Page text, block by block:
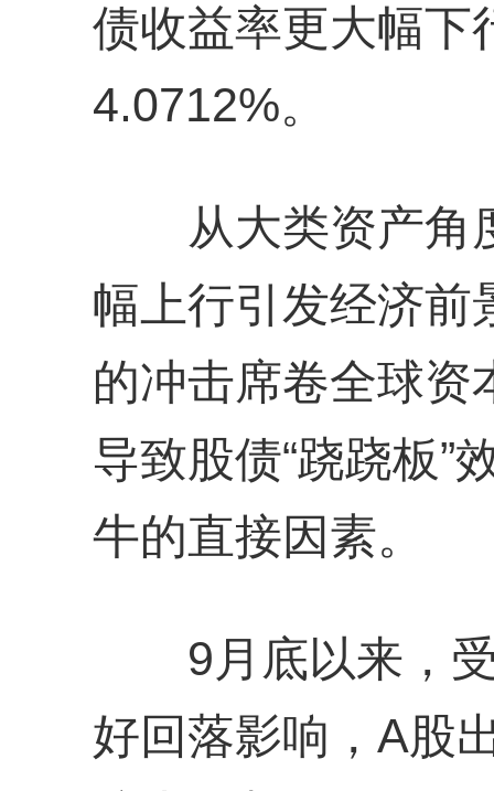
债收益率更大幅下
4.0712%。
从大类资产角
幅上行引发经济前
的冲击席卷全球资
导致股债“跷跷板”
牛的直接因素。
9月底以来，受
好回落影响，A股